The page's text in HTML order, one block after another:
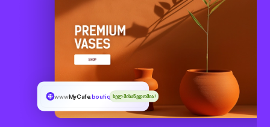
wwwMyCafe.boutiqueხელმისაწვდომია!